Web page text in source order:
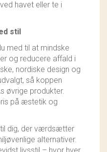
havet eller te i
stil
med til at mindske
og reducere affald i
nordiske design og
så koppen
øvrige produkter.
på æstetik og
dig, der værdsætter
alternativer.